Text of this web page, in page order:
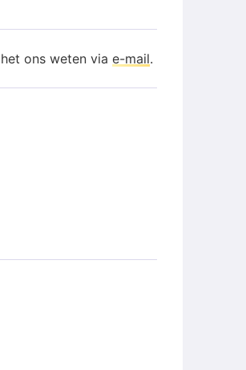
ons weten via e-mail.